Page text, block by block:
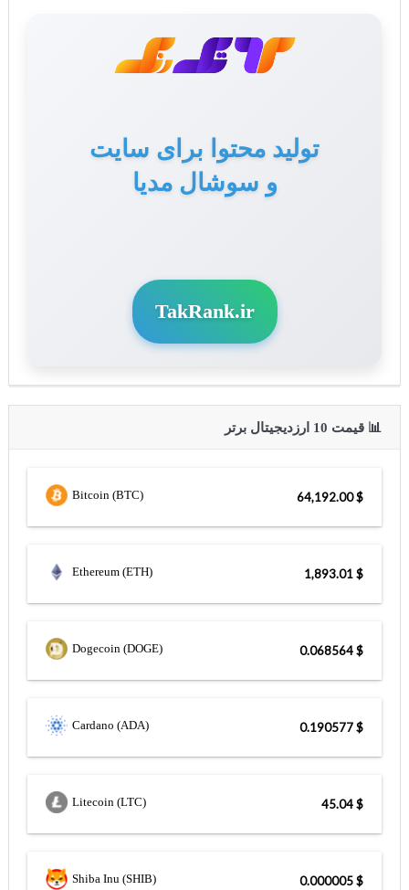
تولید محتوا برای سایت
و سوشال مدیا
TakRank.ir
📊 قیمت 10 ارزدیجیتال برتر
Bitcoin (BTC) $ 64,192.00
Ethereum (ETH) $ 1,893.01
Dogecoin (DOGE) $ 0.068564
Cardano (ADA) $ 0.190577
Litecoin (LTC) $ 45.04
Shiba Inu (SHIB) $ 0.000005